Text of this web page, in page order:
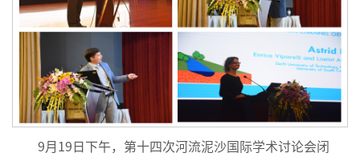
9月19日下午，第十四次河流泥沙国际学术讨论会闭